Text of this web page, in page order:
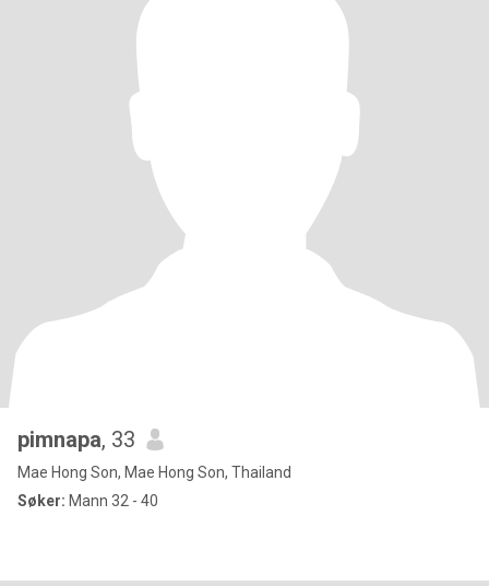
pimnapa, 33
Mae Hong Son, Mae Hong Son, Thailand
Søker: Mann 32 - 40